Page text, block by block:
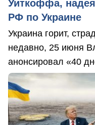
Уиткоффа,
РФ по Украине
Украина горит,
недавно, 25 июня
анонсировал «40